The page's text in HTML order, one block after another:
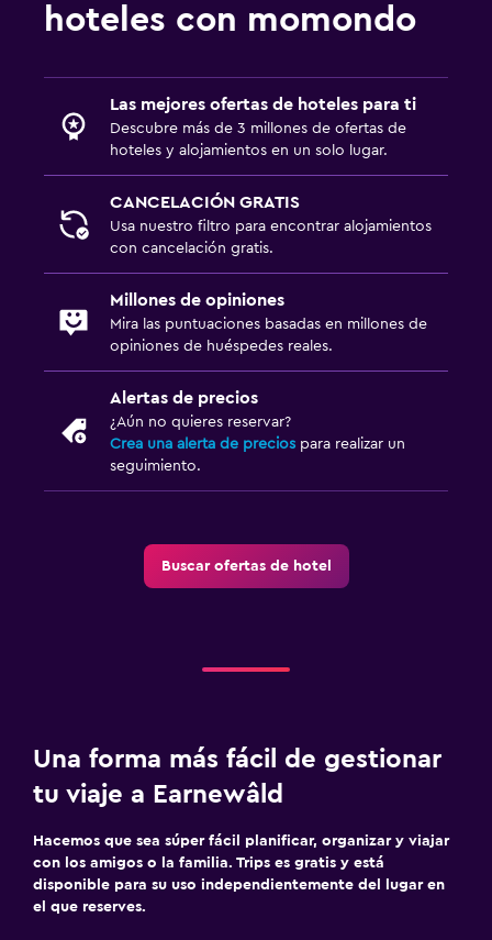
hoteles con momondo
Las mejores ofertas de hoteles para ti
Descubre más de 3 millones de ofertas de
hoteles y alojamientos en un solo lugar.
CANCELACIÓN GRATIS
Usa nuestro filtro para encontrar alojamientos
con cancelación gratis.
Millones de opiniones
Mira las puntuaciones basadas en millones de
opiniones de huéspedes reales.
Alertas de precios
¿Aún no quieres reservar?
Crea una alerta de precios para realizar un
seguimiento.
Buscar ofertas de hotel
Una forma más fácil de gestionar
tu viaje a Earnewâld
Hacemos que sea súper fácil planificar, organizar y viajar
con los amigos o la familia. Trips es gratis y está
disponible para su uso independientemente del lugar en
el que reserves.